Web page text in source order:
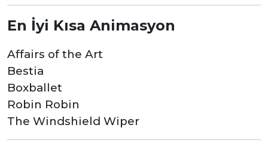
En İyi Kısa Animasyon
Affairs of the Art
Bestia
Boxballet
Robin Robin
The Windshield Wiper